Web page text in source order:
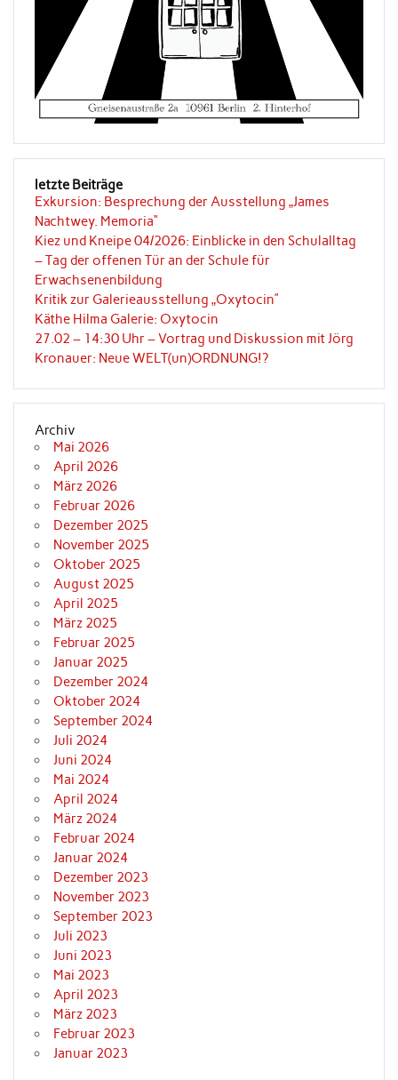
letzte Beiträge
Exkursion: Besprechung der Ausstellung „James
Nachtwey. Memoria“
Kiez und Kneipe 04/2026: Einblicke in den Schulalltag
– Tag der offenen Tür an der Schule für
Erwachsenenbildung
Kritik zur Galerieausstellung „Oxytocin”
Käthe Hilma Galerie: Oxytocin
27.02 – 14:30 Uhr – Vortrag und Diskussion mit Jörg
Kronauer: Neue WELT(un)ORDNUNG!?
Archiv
Mai 2026
April 2026
März 2026
Februar 2026
Dezember 2025
November 2025
Oktober 2025
August 2025
April 2025
März 2025
Februar 2025
Januar 2025
Dezember 2024
Oktober 2024
September 2024
Juli 2024
Juni 2024
Mai 2024
April 2024
März 2024
Februar 2024
Januar 2024
Dezember 2023
November 2023
September 2023
Juli 2023
Juni 2023
Mai 2023
April 2023
März 2023
Februar 2023
Januar 2023